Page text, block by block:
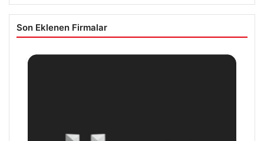
Son Eklenen Firmalar